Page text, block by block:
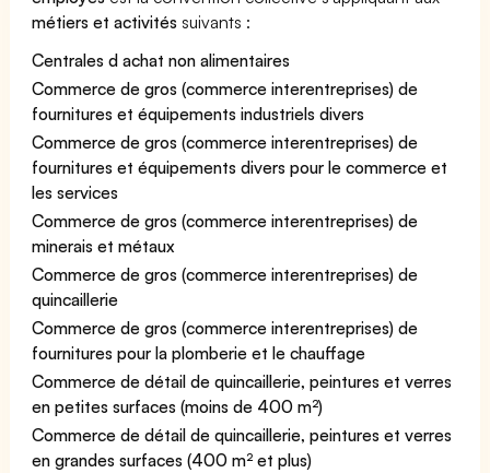
métiers et activités suivants :
Centrales d achat non alimentaires
Commerce de gros (commerce interentreprises) de
fournitures et équipements industriels divers
Commerce de gros (commerce interentreprises) de
fournitures et équipements divers pour le commerce et
les services
Commerce de gros (commerce interentreprises) de
minerais et métaux
Commerce de gros (commerce interentreprises) de
quincaillerie
Commerce de gros (commerce interentreprises) de
fournitures pour la plomberie et le chauffage
Commerce de détail de quincaillerie, peintures et verres
en petites surfaces (moins de 400 m²)
Commerce de détail de quincaillerie, peintures et verres
en grandes surfaces (400 m² et plus)